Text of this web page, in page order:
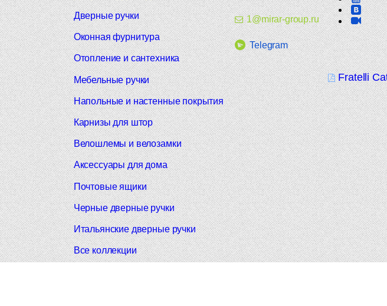
Fratelli
1@mirar-group.ru
Telegram
Дверные ручки
Оконная фурнитура
Отопление и сантехника
Мебельные ручки
Напольные и настенные покрытия
Карнизы для штор
Велошлемы и велозамки
Аксессуары для дома
Почтовые ящики
Черные дверные ручки
Итальянские дверные ручки
Все коллекции